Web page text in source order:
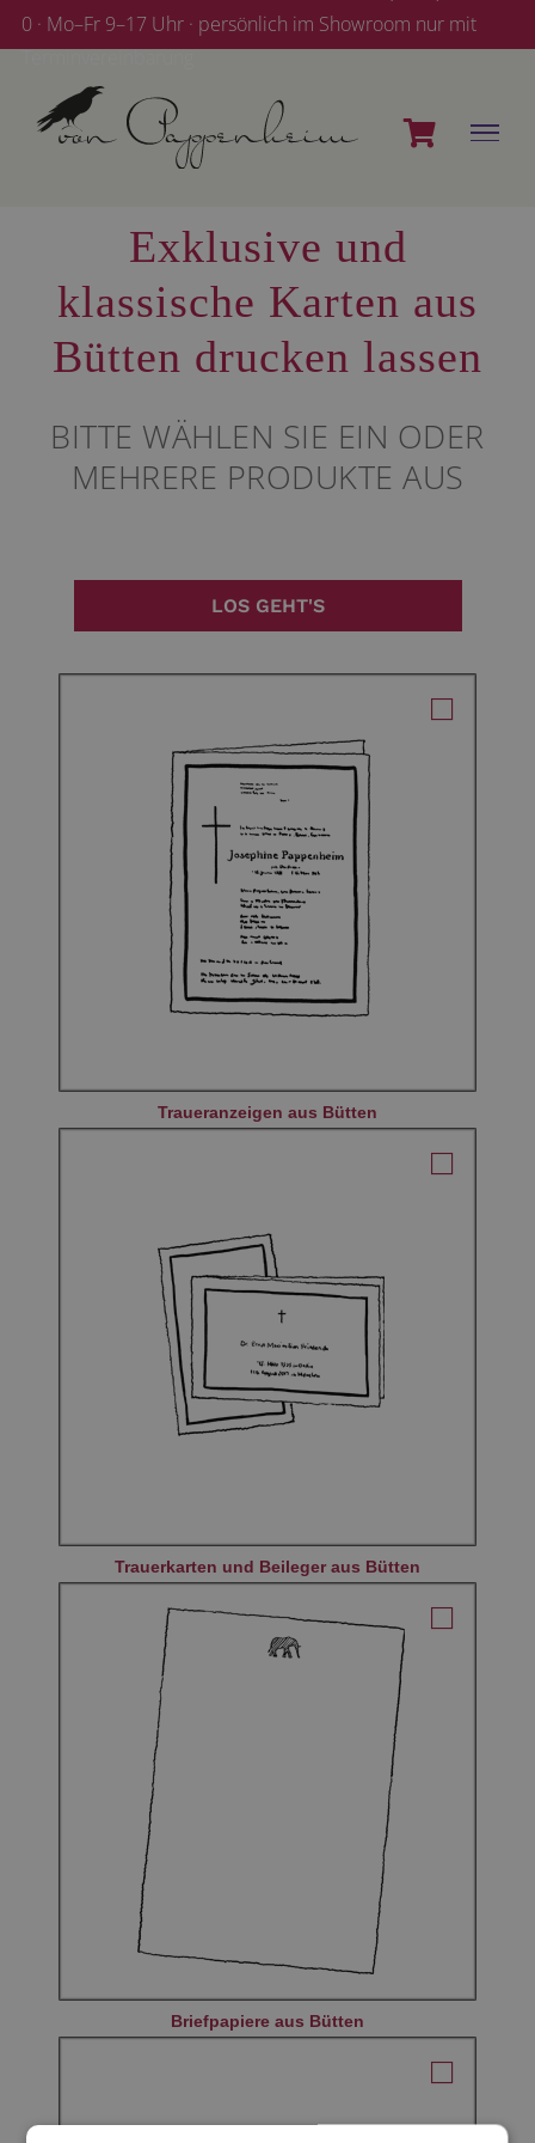
Zum
Inhalt
0 · Mo–Fr 9–17 Uhr · persönlich im Showroom nur mit
Terminvereinbarung
Exklusive und
klassische Karten aus
Bütten drucken lassen
BITTE WÄHLEN SIE EIN ODER
MEHRERE PRODUKTE AUS
LOS GEHT'S
Traueranzeigen aus Bütten
Trauerkarten und Beileger aus Bütten
Briefpapiere aus Bütten